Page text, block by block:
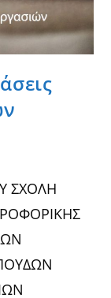
ΣΧΟΛΗ